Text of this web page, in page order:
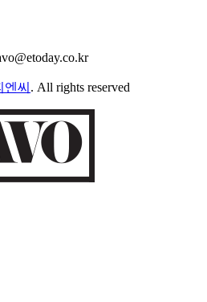
씨 . All rights reserved